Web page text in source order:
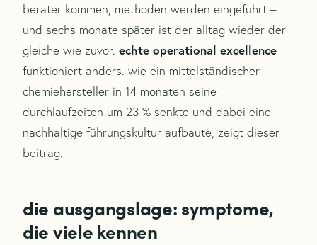
berater kommen, methoden werden eingeführt –
und sechs monate später ist der alltag wieder der
gleiche wie zuvor. echte operational excellence
funktioniert anders. wie ein mittelständischer
chemiehersteller in 14 monaten seine
durchlaufzeiten um 23 % senkte und dabei eine
nachhaltige führungskultur aufbaute, zeigt dieser
beitrag.
die ausgangslage: symptome,
die viele kennen